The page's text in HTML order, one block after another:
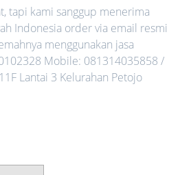
tapi kami sanggup menerima
Indonesia order via email resmi
menggunakan jasa
Mobile: 081314035858 /
Lantai 3 Kelurahan Petojo